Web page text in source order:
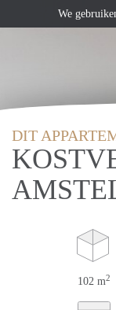
DIT
102 m2
We